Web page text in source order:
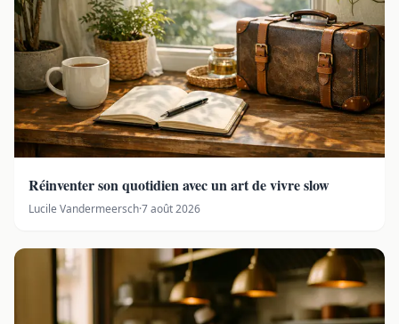
Réinventer son quotidien avec un art de vivre slow
Lucile Vandermeersch·7 août 2026